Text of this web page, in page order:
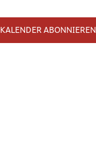
KALENDER ABONNIEREN